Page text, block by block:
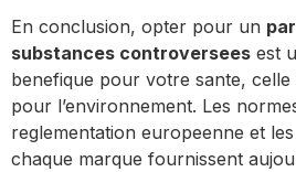
En conclusion, opter pour un
substances controversees est
benefique pour votre sante,
pour l’environnement. Les
reglementation europeenne et
chaque marque fournissent